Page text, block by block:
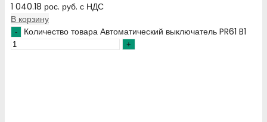
1 040.18 рос. руб. с НДС
В корзину
Количество товара Автоматический выключатель PR61 B1